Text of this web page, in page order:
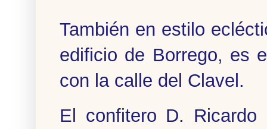
También en estilo
edificio de Borrego, es
con la calle del Clavel.
El confitero D. Ricardo